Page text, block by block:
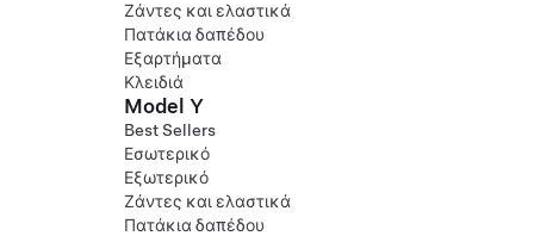
Ζάντες και ελαστικά
Πατάκια δαπέδου
Εξαρτήματα
Κλειδιά
Model Y
Best Sellers
Εσωτερικό
Εξωτερικό
Ζάντες και ελαστικά
Πατάκια δαπέδου